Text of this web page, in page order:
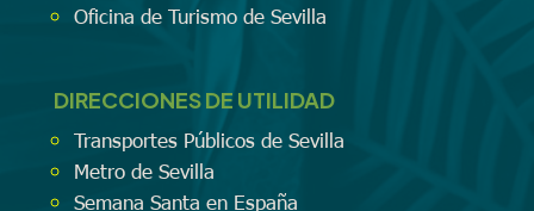
Oficina de Turismo de Sevilla
DIRECCIONES DE UTILIDAD
Transportes Públicos de Sevilla
Metro de Sevilla
Semana Santa en España